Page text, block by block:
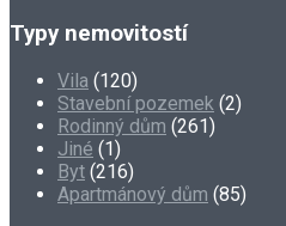
Typy nemovitostí
Vila (120)
Stavební pozemek (2)
Rodinný dům (261)
Jiné (1)
Byt (216)
Apartmánový dům (85)